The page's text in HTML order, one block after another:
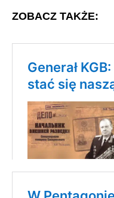
ZOBACZ TAKŻE: